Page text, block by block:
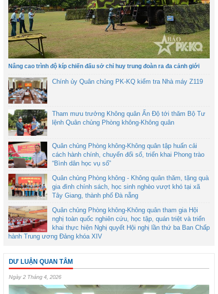
Nâng cao trình độ kíp chiến đấu sở chỉ huy trung đoàn ra đa cảnh giới
Chính ủy Quân chủng PK-KQ kiểm tra Nhà máy Z119
Tham mưu trưởng Không quân Ấn Độ tới thăm Bộ Tư
lệnh Quân chủng Phòng không-Không quân
Quân chủng Phòng không-Không quân tập huấn cải
cách hành chính, chuyển đổi số, triển khai Phong trào
“Bình dân học vụ số”
Quân chủng Phòng không - Không quân thăm, tặng quà
gia đình chính sách, học sinh nghèo vượt khó tại xã
Tây Giang, thành phố Đà nẵng
Quân chủng Phòng không-Không quân tham gia Hội
nghị toàn quốc nghiên cứu, học tập, quán triệt và triển
khai thực hiện Nghị quyết Hội nghị lần thứ ba Ban Chấp
hành Trung ương Đảng khóa XIV
DƯ LUẬN QUAN TÂM
Ngày 2 Tháng 4, 2026